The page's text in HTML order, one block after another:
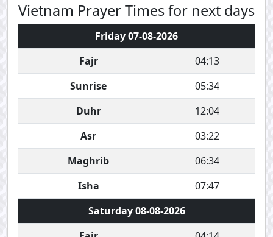
Vietnam Prayer Times for next days
Friday 07-08-2026
Fajr
04:13
Sunrise
05:34
Duhr
12:04
Asr
03:22
Maghrib
06:34
Isha
07:47
Saturday 08-08-2026